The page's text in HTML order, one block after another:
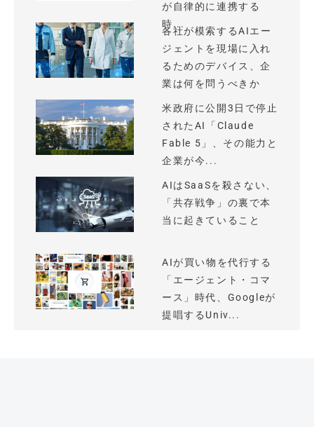
が自律的に連携する
時...
各社が模索するAIエー
ジェントを現場に入れ
るためのデバイス、企
業は何を問うべきか
米政府に公開3日で停止
されたAI「Claude
Fable 5」、その能力と
企業が今...
AIはSaaSを殺さない、
「共存戦争」の裏で本
当に起きていること
AIが買い物を代行する
「エージェント・コマ
ース」時代、Googleが
提唱するUniv...